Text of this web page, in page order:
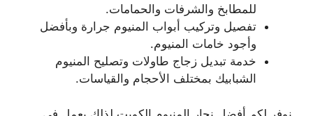
للمطابخ والشرفات والحمامات.
تفصيل وتركيب أبواب المنيوم جرارة وبأفضل
وأجود خامات المنيوم.
خدمة تبديل زجاج طاولات وتصليح المنيوم
الشبابيك بمختلف الأحجام والقياسات.